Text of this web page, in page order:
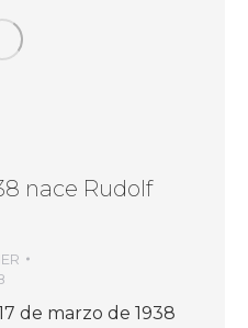
nace Rudolf
de marzo de 1938